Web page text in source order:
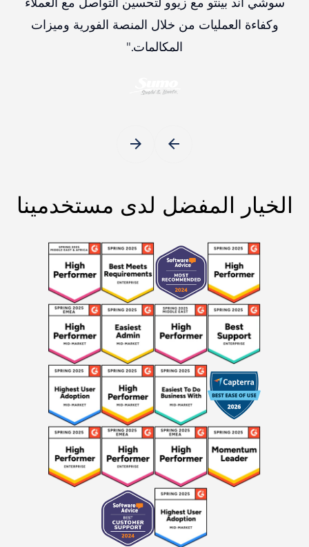
وكفاءة العمليات من خلال المنصة الفورية وميزات
المكالمات."
arrow_back
arrow_forward
الخيار المفضل لدى مستخدمينا